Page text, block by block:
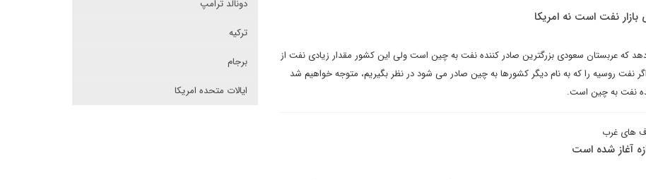
نفت است نه امریکا
که عربستان سعودی بزرگترین صادر کننده نفت به چین است ولی این کشور مقدار زیادی نفت از
نفت روسیه را که به نام دیگر کشورها به چین صادر می شود در نظر بگیریم، متوجه خواهیم شد
نفت به چین است.
های غرب
آغاز شده است
دونالد ترامپ
ترکیه
برجام
ایالات متحده امریکا